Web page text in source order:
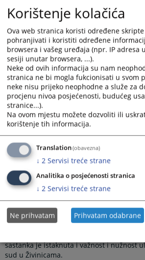
Članovi Predsjedništva Visokog sudskog i
Bosne i Hercegovine (VSTV BiH),
potpredsjednica Sanela Gorušanović
a BiH Sedin Idrizović sastali su se sa
Kantonalnog suda u Tuzli, Indirom
predsjednicom Općinskog suda u
predsjednikom Općinskog suda u
Vejzovićem. Fokus njihovih razgovara bio
kvaliteta postupanja sudova.
Tokom posjete analiziran je rad svakog
odnosu na efikasnost i kvalitet, dok je
posvećena pitanju trajanja sudskih
razgovarano i o važnosti reorganizacije
sudovima.
Obzirom da, između ostalog, nedostatak
infrastrukture i uslova za rad direktno
kvalitetan rad pravosudnih institucija,
BiH je razgovaralo i sa ministricom
Natašom Marošević te ministrom finansija
kantona, Suadom Mustajbašićem.
Istaknuta je važnost planiranja
ulaganja te su pokrenuti i procesi
sudu u Lukavcu i Općinskom sudu u
sastanka je istaknuta i važnost i nužnost
sud u Živinicama.
Korištenje kolačića
Ova web stranica koristi određene
pohranjivati i koristiti određene
browsera i vašeg uređaja (npr. IP adresa
sesiji unutar browsera, ...).
Neke od ovih informacija su nam
stranica ne bi mogla fukcionisati u svom
neke nisu prijeko neophodne a služe za
procjenu nivoa posjećenosti, budućeg
stranice...).
Na ovom mjestu možete dozvoliti ili
korištenje tih informacija.
Translation(obavezna)
↓ 2 Servisi treće strane
Analitika o posjećenosti stranica
↓ 2 Servisi treće strane
Ne prihvatam Prihvatam odabrane